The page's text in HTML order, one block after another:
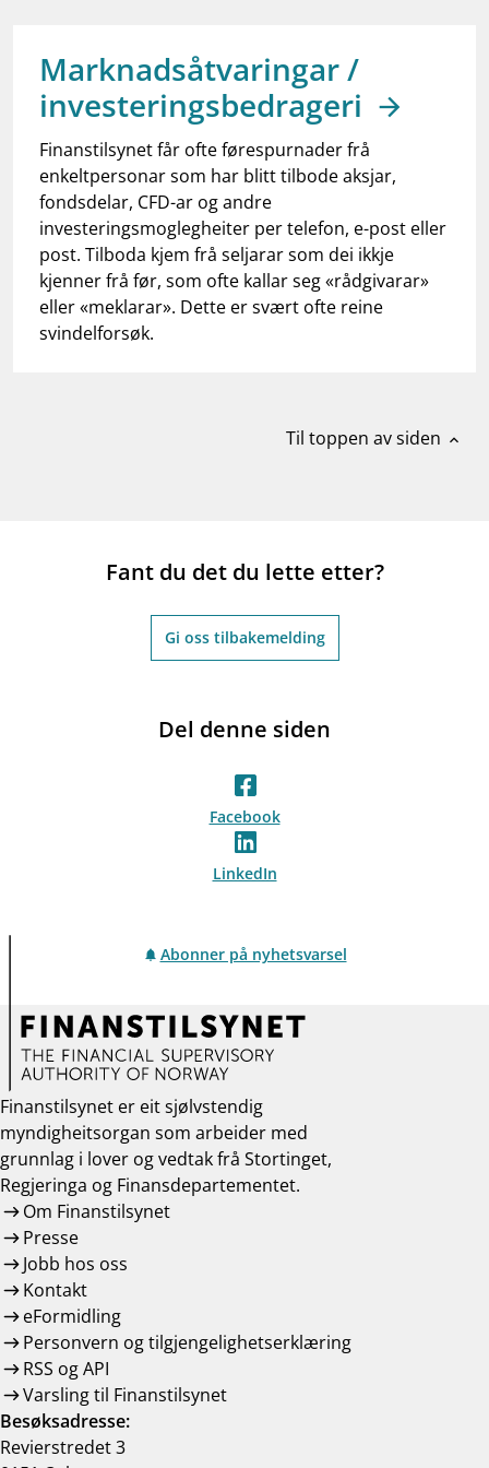
dashboardInformasjon for investorer
notifications_noneAbonner på nyhetsvarsel
Marknadsåtvaringar /
investeringsbedrageri
Finanstilsynet får ofte førespurnader frå
enkeltpersonar som har blitt tilbode aksjar,
fondsdelar, CFD-ar og andre
investeringsmoglegheiter per telefon, e-post eller
post. Tilboda kjem frå seljarar som dei ikkje
kjenner frå før, som ofte kallar seg «rådgivarar»
eller «meklarar». Dette er svært ofte reine
svindelforsøk.
Til toppen av siden expand_less
Fant du det du lette etter?
Gi oss tilbakemelding
Del denne siden
Facebook
LinkedIn
Abonner på nyhetsvarsel
Finanstilsynet er eit sjølvstendig
myndigheitsorgan som arbeider med
grunnlag i lover og vedtak frå Stortinget,
Regjeringa og Finansdepartementet.
Om Finanstilsynet
Presse
Jobb hos oss
Kontakt
eFormidling
Personvern og tilgjengelighetserklæring
RSS og API
Varsling til Finanstilsynet
Besøksadresse:
Revierstredet 3